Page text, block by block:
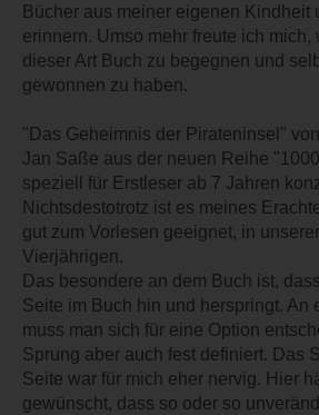
Bücher aus meiner eigenen Kindheit
erinnern. Umso mehr freute ich mich,
dieser Art Buch zu begegnen und
gewonnen zu haben.
"Das Geheimnis der Pirateninsel"
Jan Saße aus der neuen Reihe
speziell für Erstleser ab 7 Jahren
Nichtsdestotrotz ist es meines
gut zum Vorlesen geeignet, in
Vierjährigen.
Das besondere an dem Buch ist,
Seite im Buch hin und herspringt. An
muss man sich für eine Option
Sprung aber auch fest definiert. Das
Seite war für mich eher nervig. Hier
gewünscht, dass so oder so